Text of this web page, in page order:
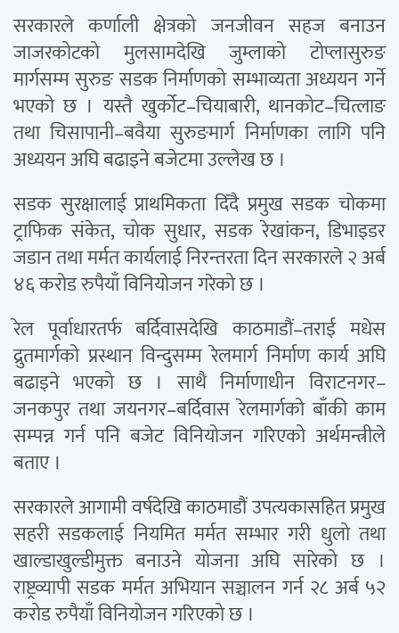
सरकारले कर्णाली क्षेत्रको जनजीवन सहज बनाउन
जाजरकोटको मुलसामदेखि जुम्लाको टोप्लासुरुङ
मार्गसम्म सुरुङ सडक निर्माणको सम्भाव्यता अध्ययन गर्ने
भएको छ । यस्तै खुर्कोट–चियाबारी, थानकोट–चित्लाङ
तथा चिसापानी–बवैया सुरुङमार्ग निर्माणका लागि पनि
अध्ययन अघि बढाइने बजेटमा उल्लेख छ ।
सडक सुरक्षालाई प्राथमिकता दिँदै प्रमुख सडक चोकमा
ट्राफिक संकेत, चोक सुधार, सडक रेखांकन, डिभाइडर
जडान तथा मर्मत कार्यलाई निरन्तरता दिन सरकारले २ अर्ब
४६ करोड रुपैयाँ विनियोजन गरेको छ ।
रेल पूर्वाधारतर्फ बर्दिवासदेखि काठमाडौं–तराई मधेस
द्रुतमार्गको प्रस्थान विन्दुसम्म रेलमार्ग निर्माण कार्य अघि
बढाइने भएको छ । साथै निर्माणाधीन विराटनगर–
जनकपुर तथा जयनगर–बर्दिवास रेलमार्गको बाँकी काम
सम्पन्न गर्न पनि बजेट विनियोजन गरिएको अर्थमन्त्रीले
बताए ।
सरकारले आगामी वर्षदेखि काठमाडौं उपत्यकासहित प्रमुख
सहरी सडकलाई नियमित मर्मत सम्भार गरी धुलो तथा
खाल्डाखुल्डीमुक्त बनाउने योजना अघि सारेको छ ।
राष्ट्रव्यापी सडक मर्मत अभियान सञ्चालन गर्न २८ अर्ब ५२
करोड रुपैयाँ विनियोजन गरिएको छ ।